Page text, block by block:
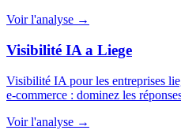
Voir l'analyse →
Visibilité IA a Liege
Visibilité IA pour les entreprises
e-commerce : dominez les
Voir l'analyse →